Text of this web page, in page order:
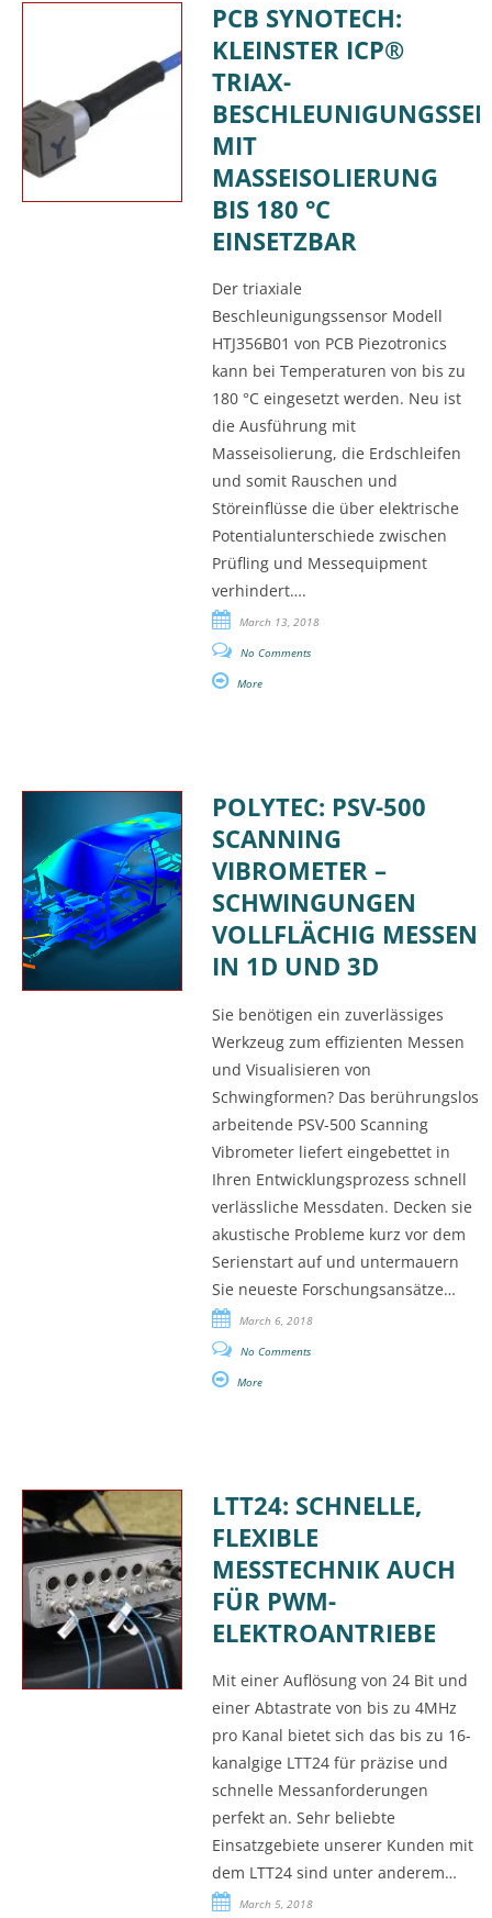
PCB SYNOTECH:
KLEINSTER ICP®
TRIAX-
MIT
MASSEISOLIERUNG
BIS 180 °C
EINSETZBAR
Der triaxiale
Beschleunigungssensor Modell
HTJ356B01 von PCB Piezotronics
kann bei Temperaturen von bis zu
180 °C eingesetzt werden. Neu ist
die Ausführung mit
Masseisolierung, die Erdschleifen
und somit Rauschen und
Störeinflüsse die über elektrische
Potentialunterschiede zwischen
Prüfling und Messequipment
verhindert….
March 13, 2018
No Comments
More
POLYTEC: PSV-500
SCANNING
VIBROMETER –
SCHWINGUNGEN
VOLLFLÄCHIG MESSEN
IN 1D UND 3D
Sie benötigen ein zuverlässiges
Werkzeug zum effizienten Messen
und Visualisieren von
Schwingformen? Das berührungslos
arbeitende PSV-500 Scanning
Vibrometer liefert eingebettet in
Ihren Entwicklungsprozess schnell
verlässliche Messdaten. Decken sie
akustische Probleme kurz vor dem
Serienstart auf und untermauern
Sie neueste Forschungsansätze…
March 6, 2018
No Comments
More
LTT24: SCHNELLE,
FLEXIBLE
MESSTECHNIK AUCH
FÜR PWM-
ELEKTROANTRIEBE
Mit einer Auflösung von 24 Bit und
einer Abtastrate von bis zu 4MHz
pro Kanal bietet sich das bis zu 16-
kanalgige LTT24 für präzise und
schnelle Messanforderungen
perfekt an. Sehr beliebte
Einsatzgebiete unserer Kunden mit
dem LTT24 sind unter anderem…
March 5, 2018